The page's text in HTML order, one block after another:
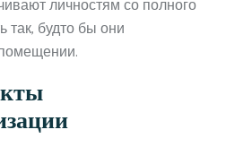
личностям со полного
так, будто бы они